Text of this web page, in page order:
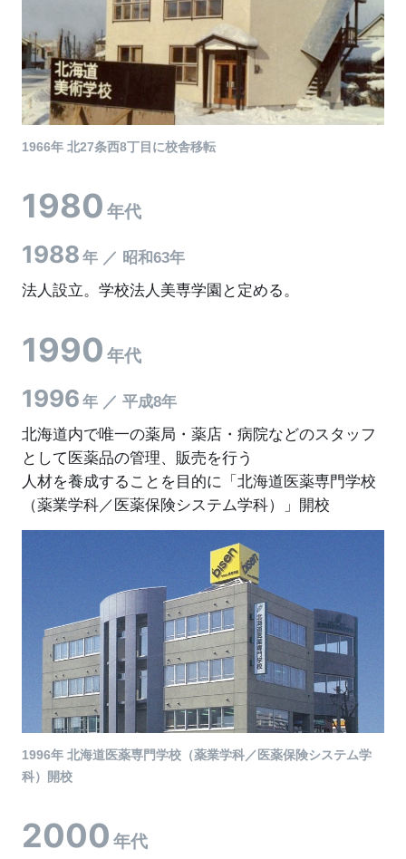
1966年 北27条西8丁目に校舎移転
1980 年代
1988 年 ／ 昭和63年
法人設立。学校法人美専学園と定める。
1990 年代
1996 年 ／ 平成8年
北海道内で唯一の薬局・薬店・病院などのスタッフ
として医薬品の管理、販売を行う
人材を養成することを目的に「北海道医薬専門学校
（薬業学科／医薬保険システム学科）」開校
1996年 北海道医薬専門学校（薬業学科／医薬保険システム学
科）開校
2000 年代